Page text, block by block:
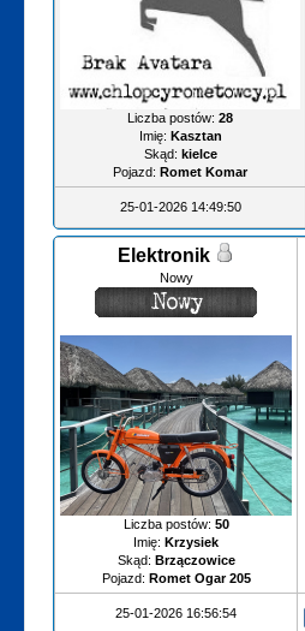
Liczba postów:28
Imię: Kasztan
Skąd: kielce
Pojazd: Romet Komar
25-01-2026 14:49:50
Elektronik
Nowy
Liczba postów: 50
Imię: Krzysiek
Skąd: Brzączowice
Pojazd: Romet Ogar 205
25-01-2026 16:56:54